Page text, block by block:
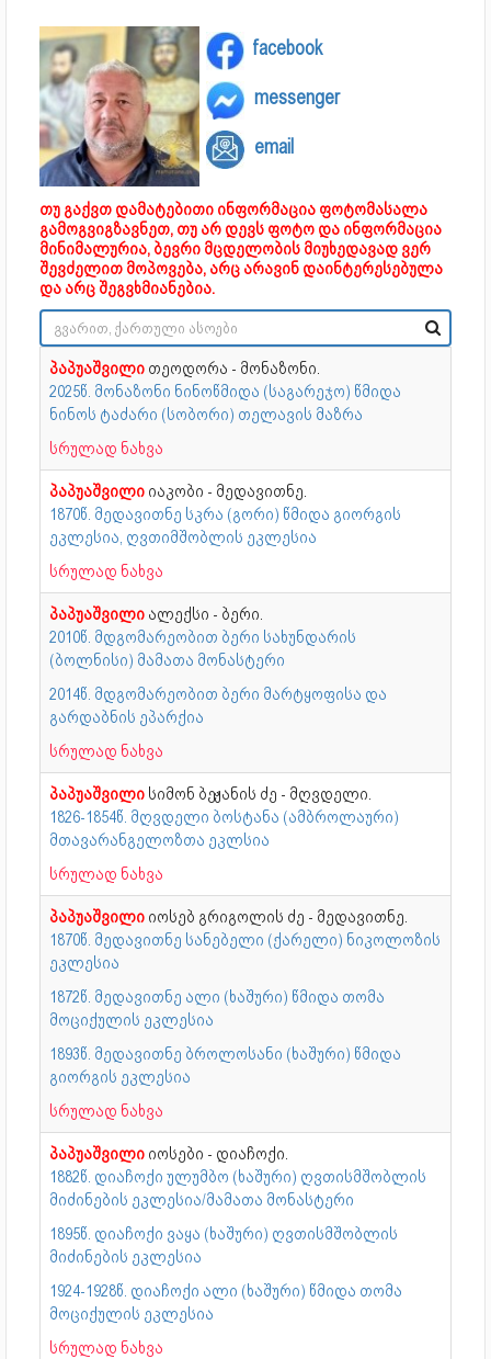
facebook
messenger
email
თუ გაქვთ დამატებითი ინფორმაცია ფოტომასალა
გამოგვიგზავნეთ, თუ არ დევს ფოტო და ინფორმაცია
მინიმალურია, ბევრი მცდელობის მიუხედავად ვერ
შევძელით მოპოვება, არც არავინ დაინტერესებულა
და არც შეგვხმიანებია.
პაპუაშვილი თეოდორა - მონაზონი.
2025წ. მონაზონი ნინოწმიდა (საგარეჯო) წმიდა
ნინოს ტაძარი (სობორი) თელავის მაზრა
სრულად ნახვა
პაპუაშვილი იაკობი - მედავითნე.
1870წ. მედავითნე სკრა (გორი) წმიდა გიორგის
ეკლესია, ღვთიმშობლის ეკლესია
სრულად ნახვა
პაპუაშვილი ალექსი - ბერი.
2010წ. მდგომარეობით ბერი სახუნდარის
(ბოლნისი) მამათა მონასტერი
2014წ. მდგომარეობით ბერი მარტყოფისა და
გარდაბნის ეპარქია
სრულად ნახვა
პაპუაშვილი სიმონ ბეჟანის ძე - მღვდელი.
1826-1854წ. მღვდელი ბოსტანა (ამბროლაური)
მთავარანგელოზთა ეკლსია
სრულად ნახვა
პაპუაშვილი იოსებ გრიგოლის ძე - მედავითნე.
1870წ. მედავითნე სანებელი (ქარელი) ნიკოლოზის
ეკლესია
1872წ. მედავითნე ალი (ხაშური) წმიდა თომა
მოციქულის ეკლესია
1893წ. მედავითნე ბროლოსანი (ხაშური) წმიდა
გიორგის ეკლესია
სრულად ნახვა
პაპუაშვილი იოსები - დიაჩოქი.
1882წ. დიაჩოქი ულუმბო (ხაშური) ღვთისმშობლის
მიძინების ეკლესია/მამათა მონასტერი
1895წ. დიაჩოქი ვაყა (ხაშური) ღვთისმშობლის
მიძინების ეკლესია
1924-1928წ. დიაჩოქი ალი (ხაშური) წმიდა თომა
მოციქულის ეკლესია
სრულად ნახვა